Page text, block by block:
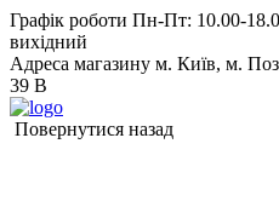
Графік роботи Пн-Пт: 10.00-
вихiдний
Адреса магазину м. Київ, м.
39 В
Повернутися назад